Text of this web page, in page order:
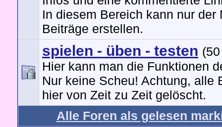
In diesem Bereich kann nur der
Beiträge erstellen.
spielen - üben - testen
Hier kann man die Funktionen
Nur keine Scheu! Achtung, alle
hier von Zeit zu Zeit gelöscht.
Alle Foren als gelesen